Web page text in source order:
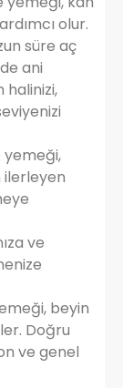
olur.
süre aç
ani
halinizi,
yemeği,
ilerleyen
ve
beyin
Doğru
ve genel